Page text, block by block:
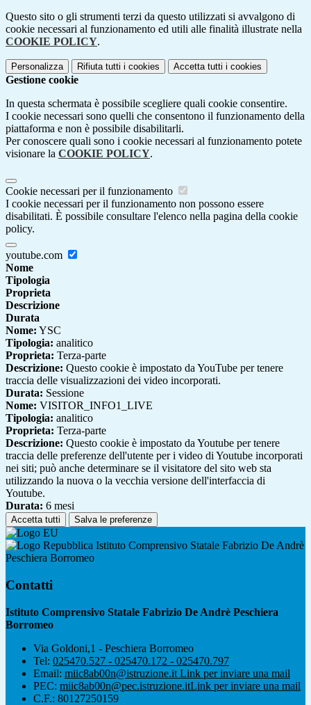
Questo sito o gli strumenti terzi da questo utilizzati si avvalgono di
cookie necessari al funzionamento ed utili alle finalità illustrate nella
COOKIE POLICY.
Personalizza Rifiuta tutti i cookies Accetta tutti i cookies
Gestione cookie
In questa schermata è possibile scegliere quali cookie consentire.
I cookie necessari sono quelli che consentono il funzionamento della
piattaforma e non è possibile disabilitarli.
Per conoscere quali sono i cookie necessari al funzionamento potete
visionare la COOKIE POLICY.
Cookie necessari per il funzionamento
I cookie necessari per il funzionamento non possono essere
disabilitati. È possibile consultare l'elenco nella pagina della cookie
policy.
youtube.com
Nome
Tipologia
Proprieta
Descrizione
Durata
Nome: YSC
Tipologia: analitico
Proprieta: Terza-parte
Descrizione: Questo cookie è impostato da YouTube per tenere
traccia delle visualizzazioni dei video incorporati.
Durata: Sessione
Nome: VISITOR_INFO1_LIVE
Tipologia: analitico
Proprieta: Terza-parte
Descrizione: Questo cookie è impostato da Youtube per tenere
traccia delle preferenze dell'utente per i video di Youtube incorporati
nei siti; può anche determinare se il visitatore del sito web sta
utilizzando la nuova o la vecchia versione dell'interfaccia di
Youtube.
Durata: 6 mesi
Accetta tutti Salva le preferenze
Istituto Comprensivo Statale Fabrizio De Andrè
Peschiera Borromeo
Contatti
Istituto Comprensivo Statale Fabrizio De Andrè Peschiera
Borromeo
Via Goldoni,1 - Peschiera Borromeo
Tel: 025470.527 - 025470.172 - 025470.797
Email: miic8ab00n@istruzione.it Link per inviare una mail
PEC: miic8ab00n@pec.istruzione.itLink per inviare una mail
C.F.: 80127250159